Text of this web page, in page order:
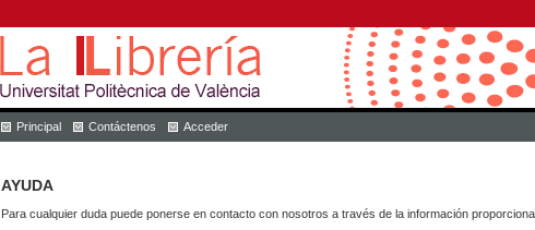
Principal Contáctenos Acceder
AYUDA
Para cualquier duda puede ponerse en contacto con nosotros a través de la información